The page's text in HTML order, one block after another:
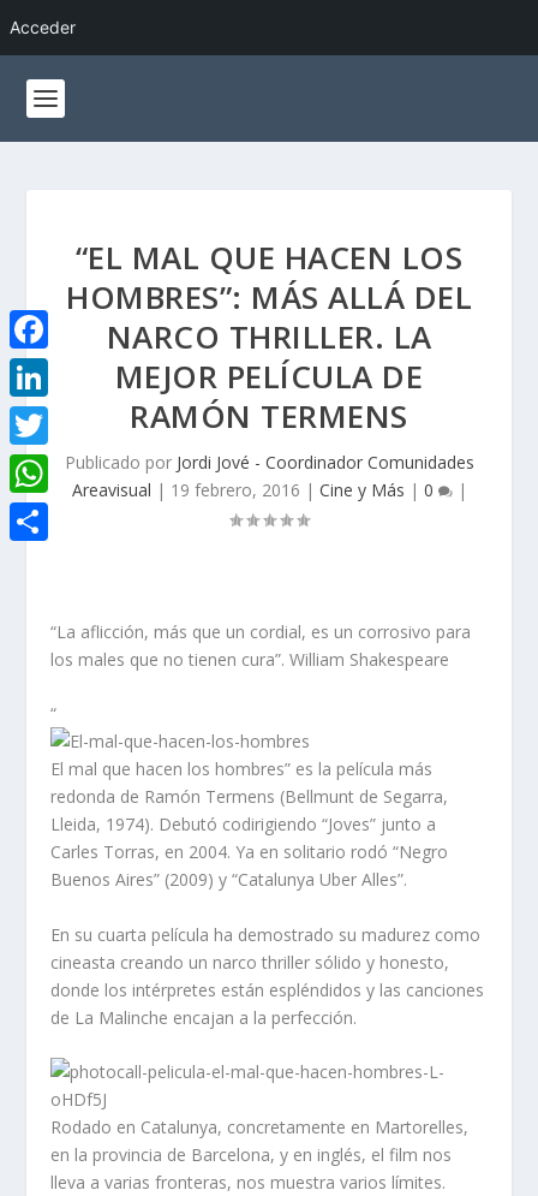
Acceder
“EL MAL QUE HACEN LOS
HOMBRES”: MÁS ALLÁ DEL
NARCO THRILLER. LA
MEJOR PELÍCULA DE
RAMÓN TERMENS
Publicado por Jordi Jové - Coordinador Comunidades
Areavisual | 19 febrero, 2016 | Cine y Más | 0 |
“La aflicción, más que un cordial, es un corrosivo para
los males que no tienen cura”. William Shakespeare
“
El mal que hacen los hombres” es la película más
redonda de Ramón Termens (Bellmunt de Segarra,
Lleida, 1974). Debutó codirigiendo “Joves” junto a
Carles Torras, en 2004. Ya en solitario rodó “Negro
Buenos Aires” (2009) y “Catalunya Uber Alles”.
En su cuarta película ha demostrado su madurez como
cineasta creando un narco thriller sólido y honesto,
donde los intérpretes están espléndidos y las canciones
de La Malinche encajan a la perfección.
Rodado en Catalunya, concretamente en Martorelles,
en la provincia de Barcelona, y en inglés, el film nos
lleva a varias fronteras, nos muestra varios límites.
F
a
c
e
b
L
i
n
k
T
w
i
W